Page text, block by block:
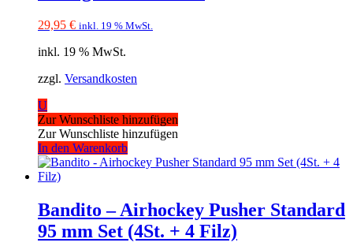
29,95 € inkl. 19 % MwSt.
inkl. 19 % MwSt.
zzgl. Versandkosten
U
Zur Wunschliste hinzufügen
Zur Wunschliste hinzufügen
In den Warenkorb
Bandito – Airhockey Pusher Standard
95 mm Set (4St. + 4 Filz)